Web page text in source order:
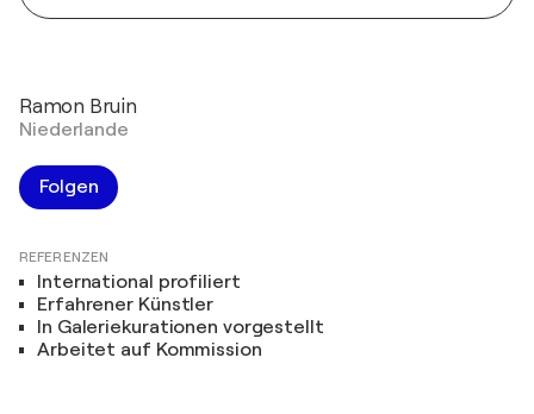
Ramon Bruin
Niederlande
Folgen
REFERENZEN
International profiliert
Erfahrener Künstler
In Galeriekurationen vorgestellt
Arbeitet auf Kommission